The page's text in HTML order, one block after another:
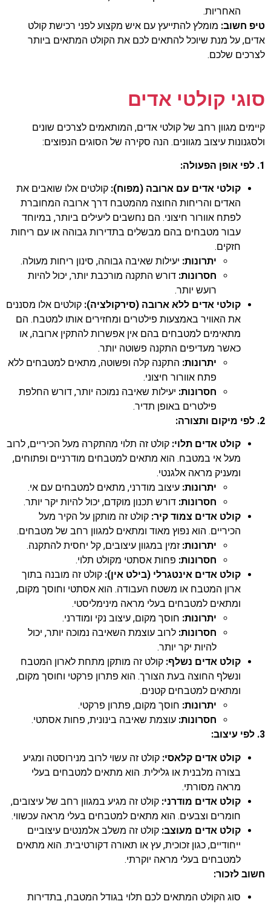
האחריות.
טיפ חשוב: מומלץ להתייעץ עם איש מקצוע לפני רכישת קולט
אדים, על מנת שיוכל להתאים לכם את הקולט המתאים ביותר
לצרכים שלכם.
סוגי קולטי אדים
קיימים מגוון רחב של קולטי אדים, המותאמים לצרכים שונים
ולסגנונות עיצוב מגוונים. הנה סקירה של הסוגים הנפוצים:
1. לפי אופן הפעולה:
קולטי אדים עם ארובה (מפוח): קולטים אלו שואבים את
האדים והריחות החוצה מהמטבח דרך ארובה המחוברת
לפתח אוורור חיצוני. הם נחשבים ליעילים ביותר, במיוחד
עבור מטבחים בהם מבשלים בתדירות גבוהה או עם ריחות
חזקים.
יתרונות: יעילות שאיבה גבוהה, סינון ריחות מעולה.
חסרונות: דורש התקנה מורכבת יותר, יכול להיות
רועש יותר.
קולטי אדים ללא ארובה (סירקולציה): קולטים אלו מסננים
את האוויר באמצעות פילטרים ומחזירים אותו למטבח. הם
מתאימים למטבחים בהם אין אפשרות להתקין ארובה, או
כאשר מעדיפים התקנה פשוטה יותר.
יתרונות: התקנה קלה ופשוטה, מתאים למטבחים ללא
פתח אוורור חיצוני.
חסרונות: יעילות שאיבה נמוכה יותר, דורש החלפת
פילטרים באופן תדיר.
2. לפי מיקום ותצורה:
קולט אדים תלוי: קולט זה תלוי מהתקרה מעל הכיריים, לרוב
מעל אי במטבח. הוא מתאים למטבחים מודרניים ופתוחים,
ומעניק מראה אלגנטי.
יתרונות: עיצוב מודרני, מתאים למטבחים עם אי.
חסרונות: דורש תכנון מוקדם, יכול להיות יקר יותר.
קולט אדים צמוד קיר: קולט זה מותקן על הקיר מעל
הכיריים. הוא נפוץ מאוד ומתאים למגוון רחב של מטבחים.
יתרונות: זמין במגוון עיצובים, קל יחסית להתקנה.
חסרונות: פחות אסתטי מקולט תלוי.
קולט אדים אינטגרלי (בילט אין): קולט זה מובנה בתוך
ארון המטבח או משטח העבודה. הוא אסתטי וחוסך מקום,
ומתאים למטבחים בעלי מראה מינימליסטי.
יתרונות: חוסך מקום, עיצוב נקי ומודרני.
חסרונות: לרוב עוצמת השאיבה נמוכה יותר, יכול
להיות יקר יותר.
קולט אדים נשלף: קולט זה מותקן מתחת לארון המטבח
ונשלף החוצה בעת הצורך. הוא פתרון פרקטי וחוסך מקום,
ומתאים למטבחים קטנים.
יתרונות: חוסך מקום, פתרון פרקטי.
חסרונות: עוצמת שאיבה בינונית, פחות אסתטי.
3. לפי עיצוב:
קולט אדים קלאסי: קולט זה עשוי לרוב מנירוסטה ומגיע
בצורה מלבנית או גלילית. הוא מתאים למטבחים בעלי
מראה מסורתי.
קולט אדים מודרני: קולט זה מגיע במגוון רחב של עיצובים,
חומרים וצבעים. הוא מתאים למטבחים בעלי מראה עכשווי.
קולט אדים מעוצב: קולט זה משלב אלמנטים עיצוביים
ייחודיים, כגון זכוכית, עץ או תאורה דקורטיבית. הוא מתאים
למטבחים בעלי מראה יוקרתי.
חשוב לזכור:
סוג הקולט המתאים לכם תלוי בגודל המטבח, בתדירות